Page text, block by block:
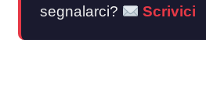
segnalarci?
Scrivici